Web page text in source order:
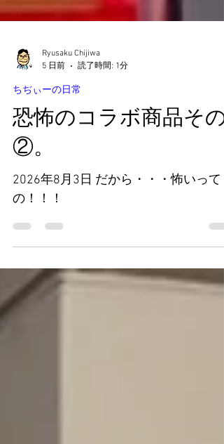
Ryusaku Chijiwa
5 日前
読了時間: 1分
恐怖のコラボ商品その
②。
2026年8月3日 だから・・・怖いって